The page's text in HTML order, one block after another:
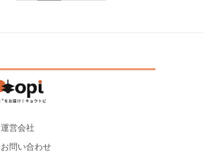
運営会社
お問い合わせ